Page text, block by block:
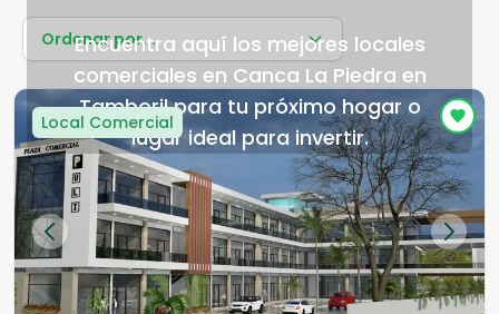
Encuentra aquí los mejores locales
comerciales en Canca La Piedra en
Tamboril para tu próximo hogar o
lugar ideal para invertir.
Ordenar por...
Local Comercial